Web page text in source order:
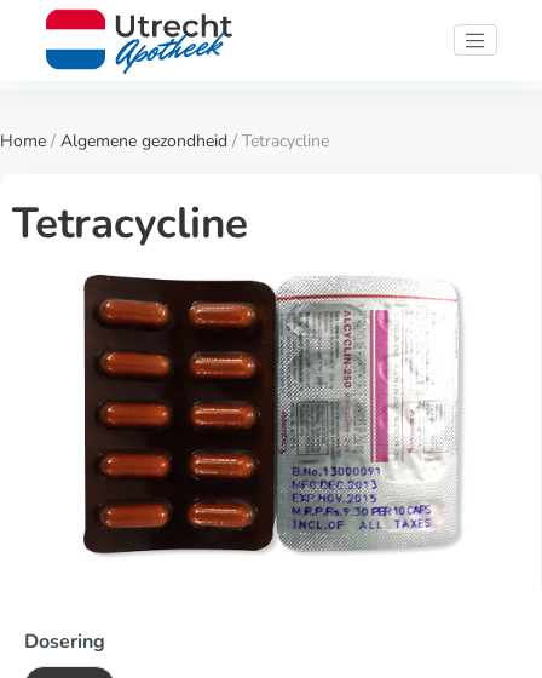
Home / Algemene gezondheid / Tetracycline
Tetracycline
Dosering